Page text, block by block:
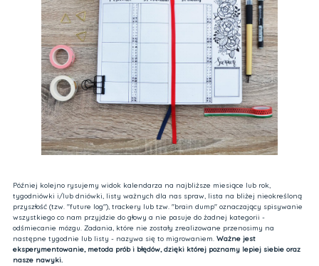
Później kolejno rysujemy widok kalendarza na najbliższe miesiące lub rok,
tygodniówki i/lub dniówki, listy ważnych dla nas spraw, lista na bliżej nieokreśloną
przyszłość (tzw. "future log"), trackery lub tzw. "brain dump" oznaczający spisywanie
wszystkiego co nam przyjdzie do głowy a nie pasuje do żadnej kategorii -
odśmiecanie mózgu. Zadania, które nie zostały zrealizowane przenosimy na
następne tygodnie lub listy - nazywa się to migrowaniem. Ważne jest
eksperymentowanie, metoda prób i błędów, dzięki której poznamy lepiej siebie oraz
nasze nawyki.